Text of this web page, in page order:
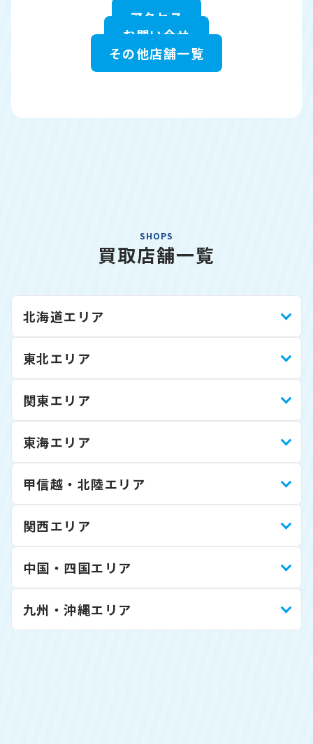
アクセス
お問い合せ
その他店舗一覧
SHOPS
買取店舗一覧
北海道エリア
東北エリア
関東エリア
東海エリア
甲信越・北陸エリア
関西エリア
中国・四国エリア
九州・沖縄エリア